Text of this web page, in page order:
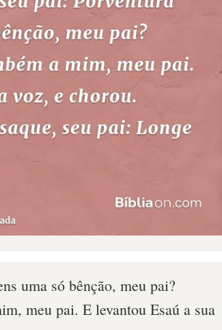
uma só bênção, meu pai?
meu pai. E levantou Esaú a sua